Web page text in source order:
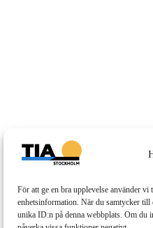
För att ge en bra upplevelse använder
enhetsinformation. När du samtycker till
unika ID:n på denna webbplats. Om du